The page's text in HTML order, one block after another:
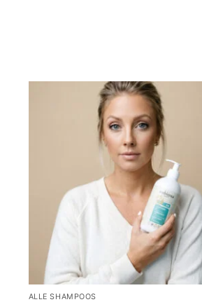
ALLE SHAMPOOS